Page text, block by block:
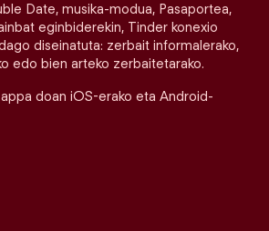
Date, musika-modua, Pasaportea,
eginbiderekin, Tinder konexio
diseinatuta: zerbait informalerako,
edo bien arteko zerbaitetarako.
doan iOS-erako eta Android-